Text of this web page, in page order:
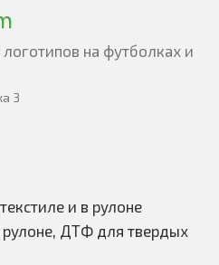
на футболках и
3
и в рулоне
ДТФ для твердых